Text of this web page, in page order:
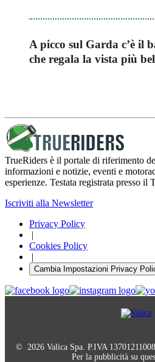
A picco sul Garda c’è il
che regala la vista più
TrueRiders è il portale di riferimento
informazioni e notizie, eventi e
esperienze. Testata registrata presso il
Iscriviti alla Newsletter
Privacy Policy
|
Cookies Policy
|
Cambia Impostazioni Privacy
© 2026 Valica Spa. P.IVA
Per la pubblicità su